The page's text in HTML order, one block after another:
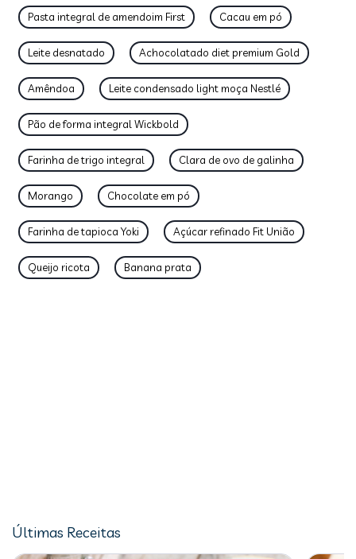
Pasta integral de amendoim First Cacau em pó
Leite desnatado Achocolatado diet premium Gold
Amêndoa Leite condensado light moça Nestlé
Pão de forma integral Wickbold
Farinha de trigo integral Clara de ovo de galinha
Morango Chocolate em pó
Farinha de tapioca Yoki Açúcar refinado Fit União
Queijo ricota Banana prata
Últimas Receitas